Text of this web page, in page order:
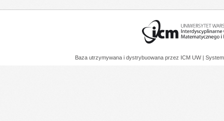
Baza utrzymywana i dystrybuowana przez ICM UW |